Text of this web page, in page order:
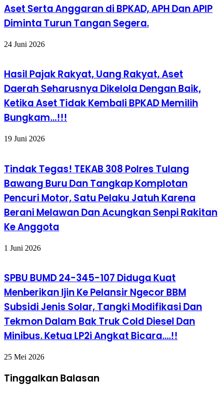
Aset Serta Anggaran di BPKAD, APH Dan APIP
Diminta Turun Tangan Segera.
24 Juni 2026
Hasil Pajak Rakyat, Uang Rakyat, Aset
Daerah Seharusnya Dikelola Dengan Baik,
Ketika Aset Tidak Kembali BPKAD Memilih
Bungkam…!!!
19 Juni 2026
Tindak Tegas! TEKAB 308 Polres Tulang
Bawang Buru Dan Tangkap Komplotan
Pencuri Motor, Satu Pelaku Jatuh Karena
Berani Melawan Dan Acungkan Senpi Rakitan
Ke Anggota
1 Juni 2026
SPBU BUMD 24-345-107 Diduga Kuat
Menberikan Ijin Ke Pelansir Ngecor BBM
Subsidi Jenis Solar, Tangki Modifikasi Dan
Tekmon Dalam Bak Truk Cold Diesel Dan
Minibus. Ketua LP2i Angkat Bicara….!!
25 Mei 2026
Tinggalkan Balasan